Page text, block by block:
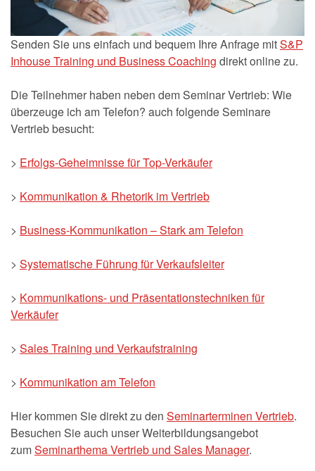
Senden Sie uns einfach und bequem Ihre Anfrage mitS&P
Inhouse Training und Business Coaching direkt online zu.
Die Teilnehmer haben neben dem Seminar Vertrieb: Wie
überzeuge ich am Telefon? auch folgende Seminare
Vertrieb besucht:
> Erfolgs-Geheimnisse für Top-Verkäufer
> Kommunikation & Rhetorik im Vertrieb
> Business-Kommunikation – Stark am Telefon
> Systematische Führung für Verkaufsleiter
> Kommunikations- und Präsentationstechniken für
Verkäufer
> Sales Training und Verkaufstraining
> Kommunikation am Telefon
Hier kommen Sie direkt zu den Seminarterminen Vertrieb.
Besuchen Sie auch unser Weiterbildungsangebot
zumSeminarthema Vertrieb und Sales Manager.